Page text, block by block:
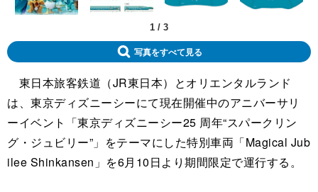
1 / 3
写真をすべて見る
東日本旅客鉄道（JR東日本）とオリエンタルランド
は、東京ディズニーシーにて現在開催中のアニバーサリ
ーイベント「東京ディズニーシー25 周年“スパークリン
グ・ジュビリー”」をテーマにした特別車両「Magical Jub
ilee Shinkansen」を6月10日より期間限定で運行する。